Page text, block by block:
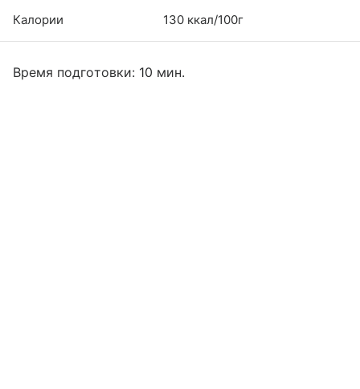
Калории 130 ккал/100г
Время подготовки: 10 мин.